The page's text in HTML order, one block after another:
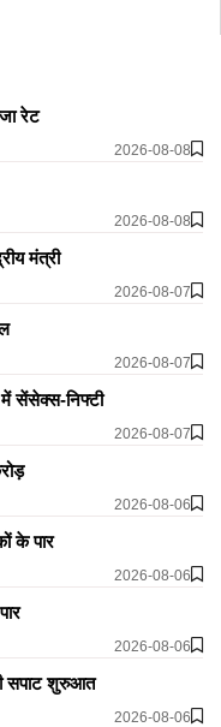
रेट
2026-08-08
2026-08-08
मंत्री
2026-08-07
2026-08-07
में सेंसेक्स-निफ्टी
2026-08-07
2026-08-06
के पार
2026-08-06
2026-08-06
सपाट शुरुआत
2026-08-06